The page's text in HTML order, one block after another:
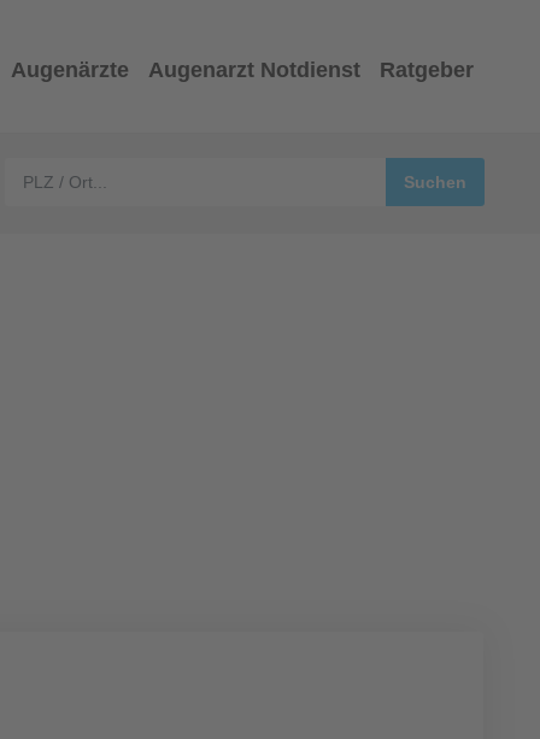
Augenärzte Augenarzt Notdienst Ratgeber